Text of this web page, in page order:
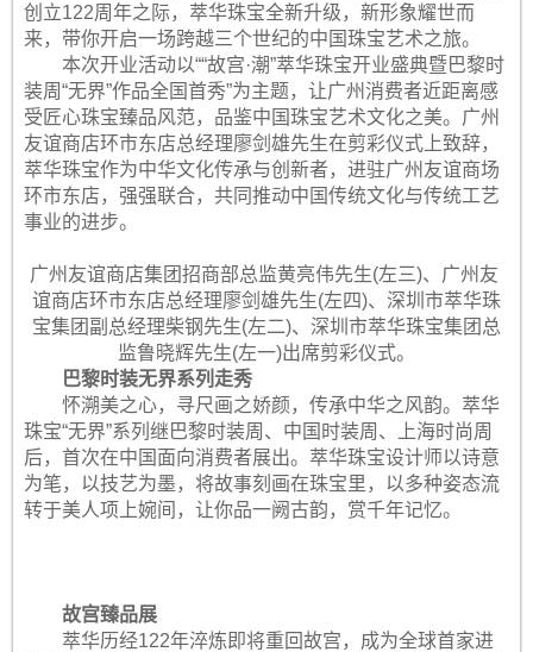
创立122周年之际，萃华珠宝全新升级，新形象耀世而
来，带你开启一场跨越三个世纪的中国珠宝艺术之旅。
本次开业活动以““故宫·潮”萃华珠宝开业盛典暨巴黎时
装周“无界”作品全国首秀”为主题，让广州消费者近距离感
受匠心珠宝臻品风范，品鉴中国珠宝艺术文化之美。广州
友谊商店环市东店总经理廖剑雄先生在剪彩仪式上致辞，
萃华珠宝作为中华文化传承与创新者，进驻广州友谊商场
环市东店，强强联合，共同推动中国传统文化与传统工艺
事业的进步。
广州友谊商店集团招商部总监黄亮伟先生(左三)、广州友
谊商店环市东店总经理廖剑雄先生(左四)、深圳市萃华珠
宝集团副总经理柴钢先生(左二)、深圳市萃华珠宝集团总
监鲁晓辉先生(左一)出席剪彩仪式。
巴黎时装无界系列走秀
怀溯美之心，寻尺画之娇颜，传承中华之风韵。萃华
珠宝“无界”系列继巴黎时装周、中国时装周、上海时尚周
后，首次在中国面向消费者展出。萃华珠宝设计师以诗意
为笔，以技艺为墨，将故事刻画在珠宝里，以多种姿态流
转于美人项上婉间，让你品一阙古韵，赏千年记忆。
故宫臻品展
萃华历经122年淬炼即将重回故宫，成为全球首家进